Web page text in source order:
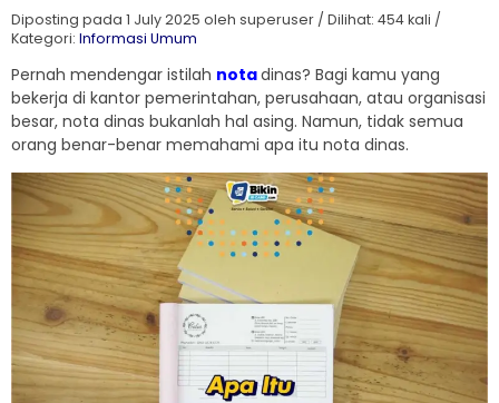
Diposting pada 1 July 2025 oleh superuser / Dilihat: 454 kali /
Kategori: Informasi Umum
Pernah mendengar istilah notadinas? Bagi kamu yang
bekerja di kantor pemerintahan, perusahaan, atau organisasi
besar, nota dinas bukanlah hal asing. Namun, tidak semua
orang benar-benar memahami apa itu nota dinas.